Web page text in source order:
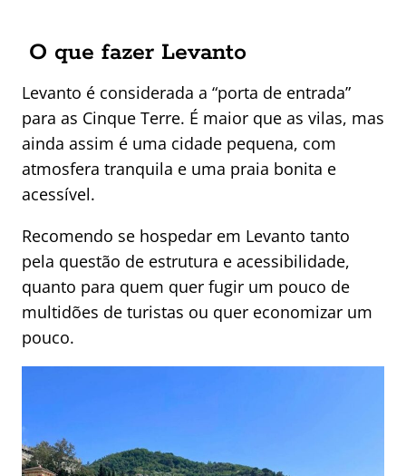
O que fazer Levanto
Levanto é considerada a “porta de entrada”
para as Cinque Terre. É maior que as vilas, mas
ainda assim é uma cidade pequena, com
atmosfera tranquila e uma praia bonita e
acessível.
Recomendo se hospedar em Levanto tanto
pela questão de estrutura e acessibilidade,
quanto para quem quer fugir um pouco de
multidões de turistas ou quer economizar um
pouco.